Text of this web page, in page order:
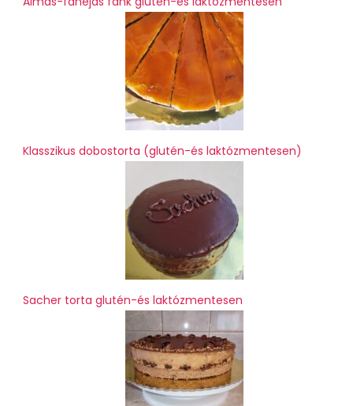
Klasszikus dobostorta (glutén-és laktózmentesen)
Sacher torta glutén-és laktózmentesen